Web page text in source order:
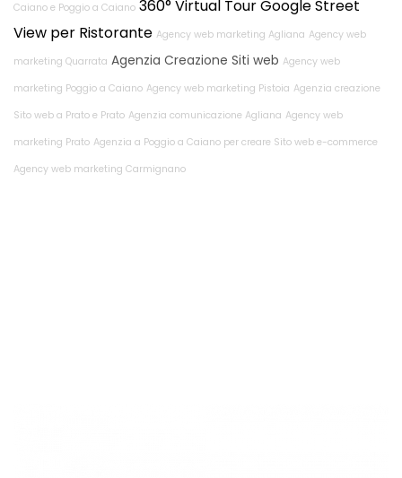
Caiano e Poggio a Caiano 360° Virtual Tour Google Street
View per Ristorante Agency web marketing Agliana Agency web
marketing Quarrata Agenzia Creazione Siti web Agency web
marketing Poggio a Caiano Agency web marketing Pistoia Agenzia creazione
Sito web a Prato e Prato Agenzia comunicazione Agliana Agency web
marketing Prato Agenzia a Poggio a Caiano per creare Sito web e-commerce
Agency web marketing Carmignano